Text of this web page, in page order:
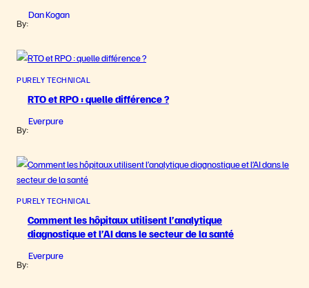
By:
Dan Kogan
PURELY TECHNICAL
RTO et RPO : quelle différence ?
By:
Everpure
PURELY TECHNICAL
Comment les hôpitaux utilisent l’analytique
diagnostique et l’AI dans le secteur de la santé
By:
Everpure